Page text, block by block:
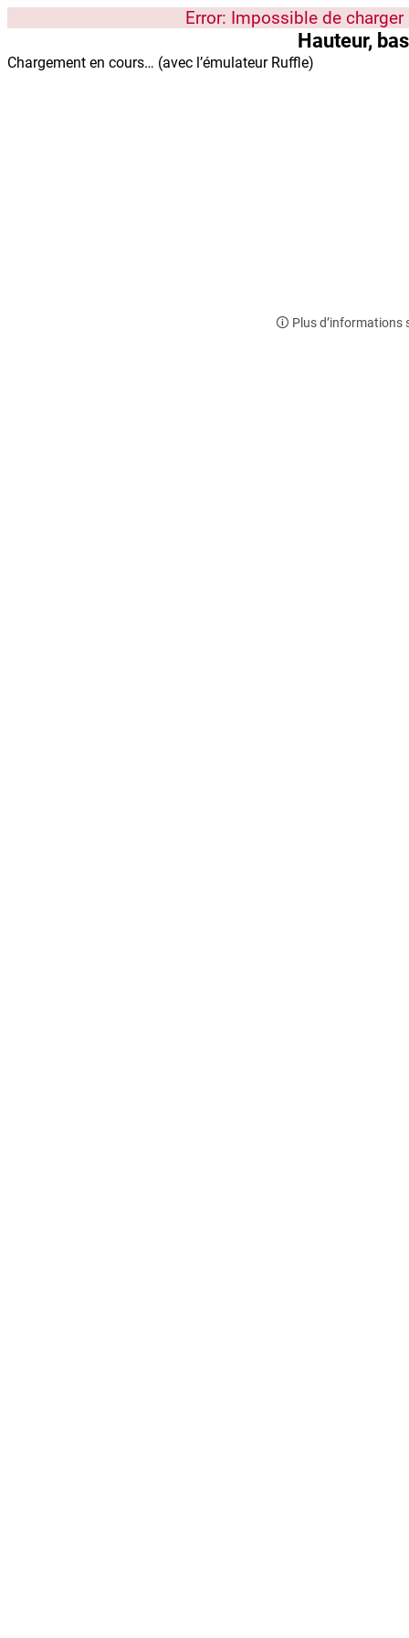
Error: Impossible de
Hauteur,
Chargement en cours… (avec l’émulateur Ruffle)
🛈 Plus d’informations